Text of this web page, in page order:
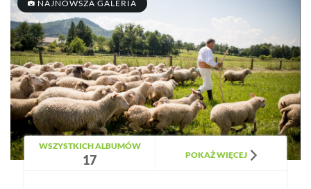
NAJNOWSZA GALERIA
WSZYSTKICH ALBUMÓW
17 POKAŻ WIĘCEJ